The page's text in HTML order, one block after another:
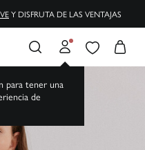
Y DISFRUTA DE LAS VENTAJAS
para tener una
de